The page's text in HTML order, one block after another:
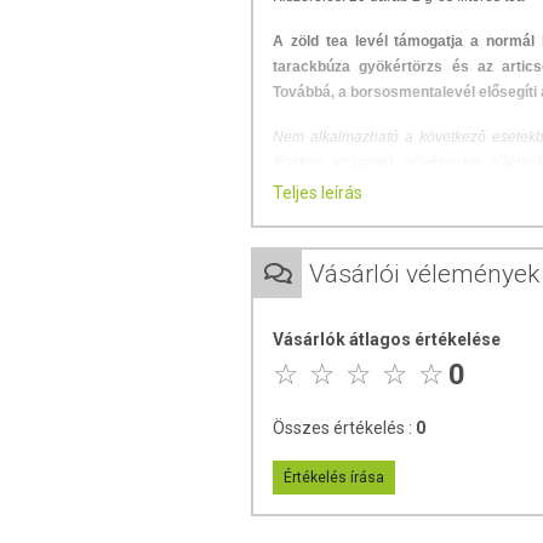
A zöld tea levél támogatja a normál
tarackbúza gyökértörzs és az
Továbbá, a borsosmentalevél
Nem alkalmazható a következő
bélelzáródásnál, máj- és
készítmény íze keserű, ízlés szerint
hét szünetet kell tartani! Kérjük, hogy
Koleszterinszint-csökkentő
ÖSSZETEVŐK
Teljes leírás
Vásárlói vélemények
Vásárlók átlagos értékelése
0
Összes értékelés : 0
Értékelés írása